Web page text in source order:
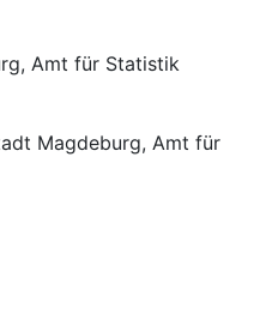
Amt für Statistik
Magdeburg, Amt für